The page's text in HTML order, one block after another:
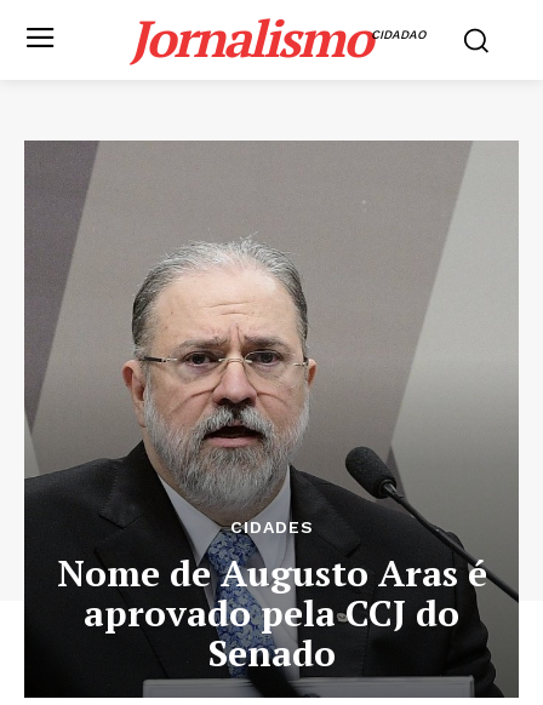
JornalismoCIDADAO
CIDADES
Nome de Augusto Aras é
aprovado pela CCJ do
Senado